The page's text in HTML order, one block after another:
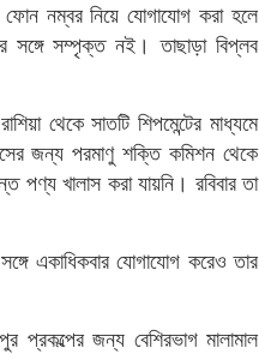
ফোন নম্বর নিয়ে যোগাযোগ করা হলে
সম্পৃক্ত নই। তাছাড়া বিপ্লব
থেকে সাতটি শিপমেন্টের মাধ্যমে
জন্য পরমাণু শক্তি কমিশন থেকে
খালাস করা যায়নি। রবিবার তা
একাধিকবার যোগাযোগ করেও তার
প্রকল্পের জন্য বেশিরভাগ মালামাল